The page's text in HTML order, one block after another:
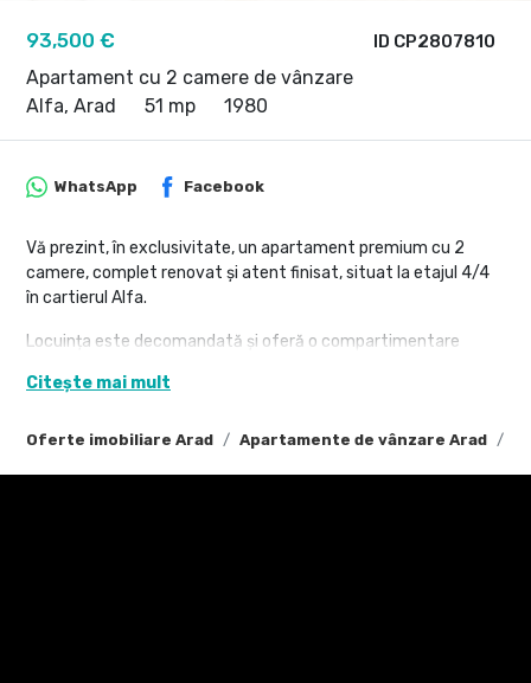
ID CP2807810
93,500 €
Apartament cu 2 camere de vânzare
Alfa, Arad
51 mp 1980
Oferte imobiliare Arad Apartamente de vânzare Arad
WhatsApp Facebook
Vă prezint, în exclusivitate, un apartament premium cu 2
camere, complet renovat și atent finisat, situat la etajul 4/4
în cartierul Alfa.
Locuința este decomandată și oferă o compartimentare
Bucătărie modernă, complet mobilată și utilată, cu loc de luat
masa
Citește mai mult